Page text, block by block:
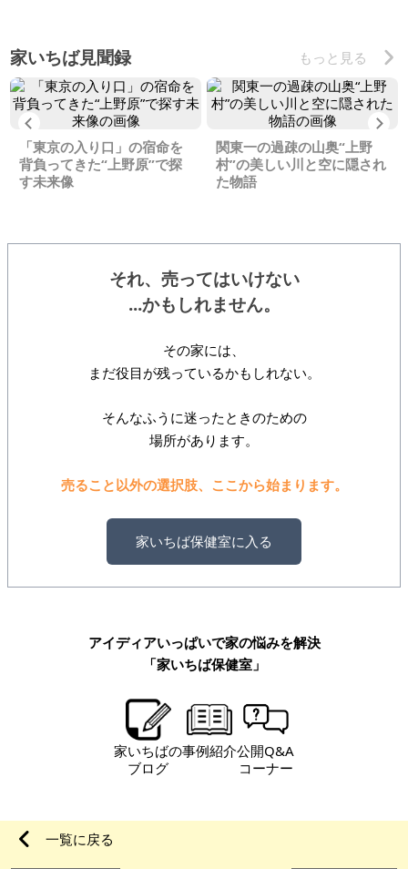
家いちば見聞録 もっと見る
Previous
「東京の入り口」の宿命を
背負ってきた“上野原”で探
す未来像
関東一の過疎の山奥“上野
村”の美しい川と空に隠され
た物語
それ、売ってはいけない
...かもしれません。
その家には、
まだ役目が残っているかもしれない。
そんなふうに迷ったときのための
場所があります。
売ること以外の選択肢、ここから始まります。
家いちば保健室に入る
アイディアいっぱいで家の悩みを解決
「家いちば保健室」
家いちばの
ブログ
事例紹介公開Q&A
コーナー
一覧に戻る